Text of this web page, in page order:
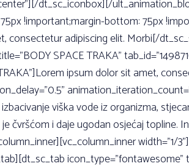
dt_sc_iconbox][/
!important;margin-bottom: 75px
consectetur adipiscing elit. Morbi[/
SPACE TRAKA”
ipsum dolor sit amet,
viška vode iz organizma,
čvršćom i daje ugodan osjećaj topline.
width=”1/
icon_type=”fontawesome”